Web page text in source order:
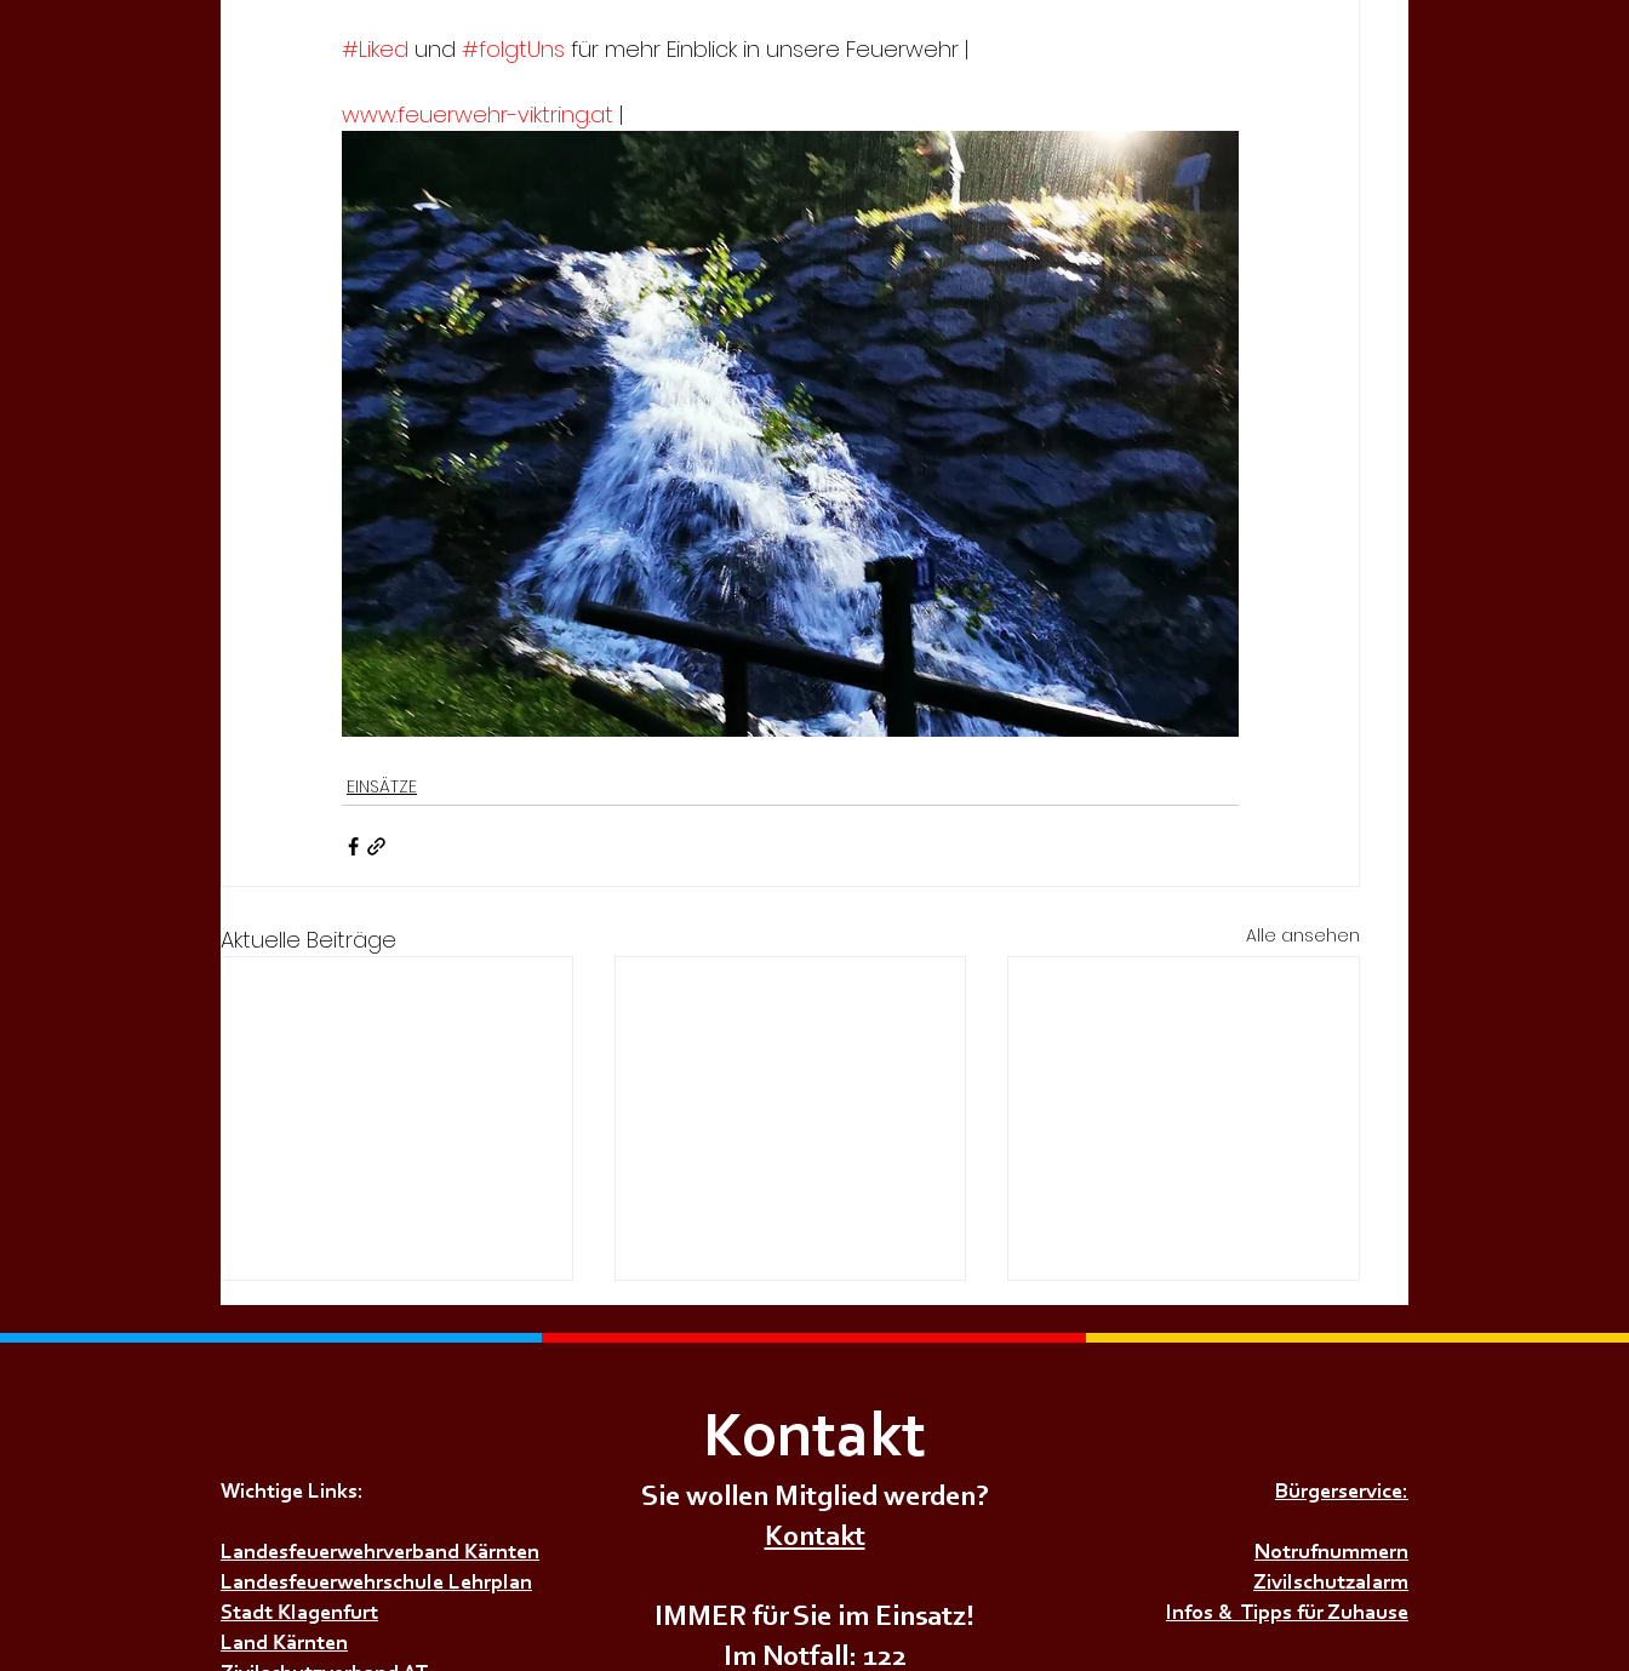
#Liked und #folgtUns für mehr Einblick in unsere Feuerwehr |
www.feuerwehr-viktring.at |
EINSÄTZE
Aktuelle Beiträge Alle ansehen
+++𝗦𝗜𝗥𝗘𝗡𝗘𝗡𝗔𝗟𝗔𝗥𝗠+++ +++𝗦𝗜𝗥𝗘𝗡𝗘𝗡𝗔𝗟𝗔𝗥𝗠+++
Kontakt
Wichtige Links:
Landesfeuerwehrverband Kärnten
Landesfeuerwehrschule Lehrplan
Stadt Klagenfurt
Land Kärnten
Sie wollen Mitglied werden?
Kontakt
IMMER für Sie im Einsatz!
Im Notfall: 122
Bürgerservice:
Notrufnummern
Zivilschutzalarm
Infos & Tipps für Zuhause